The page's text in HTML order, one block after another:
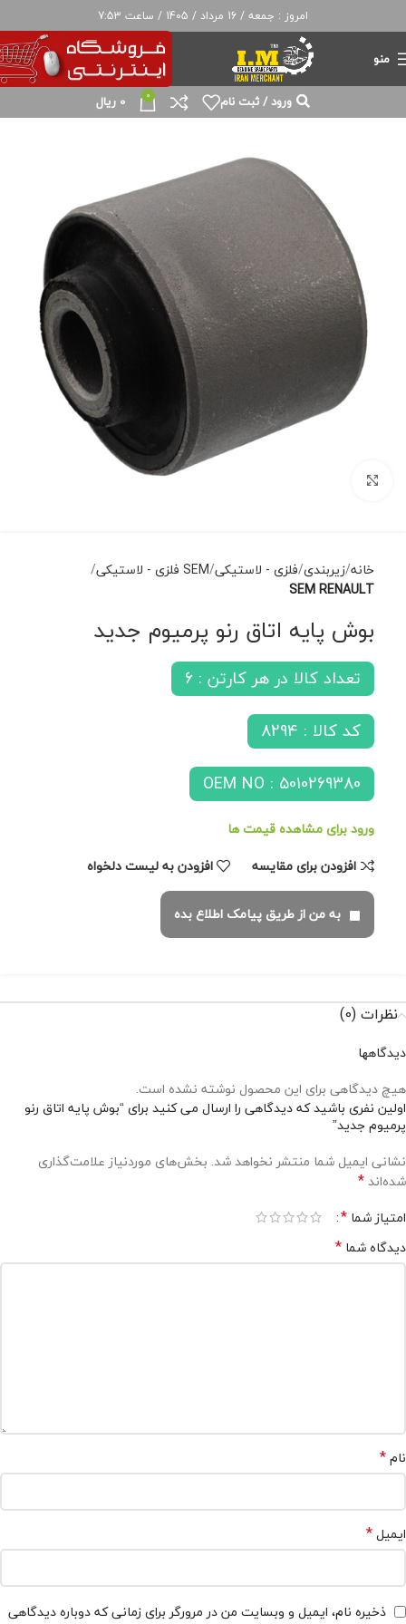
امروز : جمعه / 16 مرداد / 1405 / ساعت 7:53
منو
ورود / ثبت نام 0
0 ریال
خانه زیربندی فلزی - لاستیکی SEM فلزی - لاستیکی
SEM RENAULT
بوش پایه اتاق رنو پرمیوم جدید
تعداد کالا در هر کارتن : 6
کد کالا : 8294
OEM NO : 5010269380
ورود برای مشاهده قیمت ها
افزودن برای مقایسه
افزودن به لیست دلخواه
به من از طریق پیامک اطلاع بده
نظرات (0)
دیدگاهها
هیچ دیدگاهی برای این محصول نوشته نشده است.
اولین نفری باشید که دیدگاهی را ارسال می کنید برای “بوش پایه اتاق رنو
پرمیوم جدید”
نشانی ایمیل شما منتشر نخواهد شد. بخش‌های موردنیاز علامت‌گذاری
شده‌اند*
امتیاز شما *
دیدگاه شما *
نام*
ایمیل*
ذخیره نام، ایمیل و وبسایت من در مرورگر برای زمانی که دوباره دیدگاهی